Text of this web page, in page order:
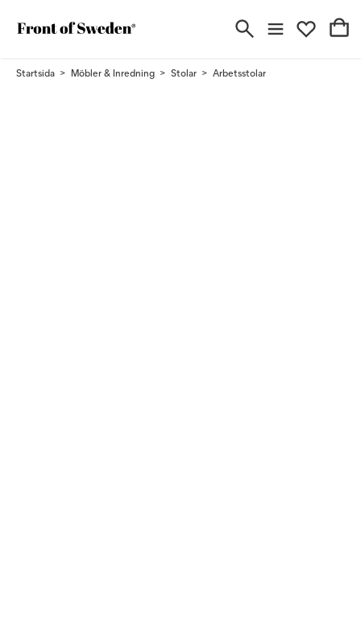
Startsida Möbler & Inredning Stolar Arbetsstolar